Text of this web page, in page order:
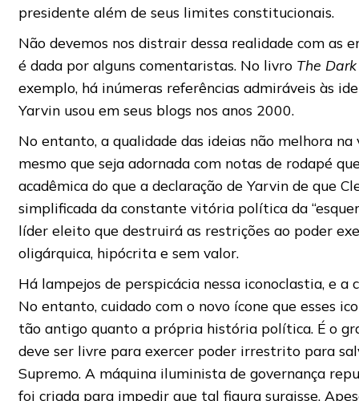
presidente além de seus limites constitucionais.
Não devemos nos distrair dessa realidade com as
é dada por alguns comentaristas. No livro The
exemplo, há inúmeras referências admiráveis ​​às
Yarvin usou em seus blogs nos anos 2000.
No entanto, a qualidade das ideias não melhora
mesmo que seja adornada com notas de rodapé
acadêmica do que a declaração de Yarvin de que
simplificada da constante vitória política da
líder eleito que destruirá as restrições ao poder
oligárquica, hipócrita e sem valor.
Há lampejos de perspicácia nessa iconoclastia, e
No entanto, cuidado com o novo ícone que esses
tão antigo quanto a própria história política. É o
deve ser livre para exercer poder irrestrito para
Supremo. A máquina iluminista de governança
foi criada para impedir que tal figura surgisse.